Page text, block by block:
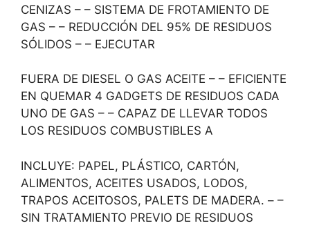
CENIZAS – – SISTEMA DE FROTAMIENTO DE
GAS – – REDUCCIÓN DEL 95% DE RESIDUOS
SÓLIDOS – – EJECUTAR
FUERA DE DIESEL O GAS ACEITE – – EFICIENTE
EN QUEMAR 4 GADGETS DE RESIDUOS CADA
UNO DE GAS – – CAPAZ DE LLEVAR TODOS
LOS RESIDUOS COMBUSTIBLES A
INCLUYE: PAPEL, PLÁSTICO, CARTÓN,
ALIMENTOS, ACEITES USADOS, LODOS,
TRAPOS ACEITOSOS, PALETS DE MADERA. – –
SIN TRATAMIENTO PREVIO DE RESIDUOS